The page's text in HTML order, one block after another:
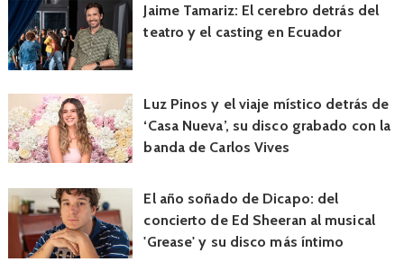
Jaime Tamariz: El cerebro detrás del
teatro y el casting en Ecuador
Luz Pinos y el viaje místico detrás de
‘Casa Nueva’, su disco grabado con la
banda de Carlos Vives
El año soñado de Dicapo: del
concierto de Ed Sheeran al musical
'Grease' y su disco más íntimo